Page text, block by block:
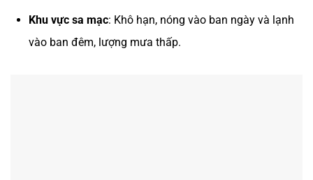
Khu vực sa mạc: Khô hạn, nóng vào ban ngày và lạnh
vào ban đêm, lượng mưa thấp.